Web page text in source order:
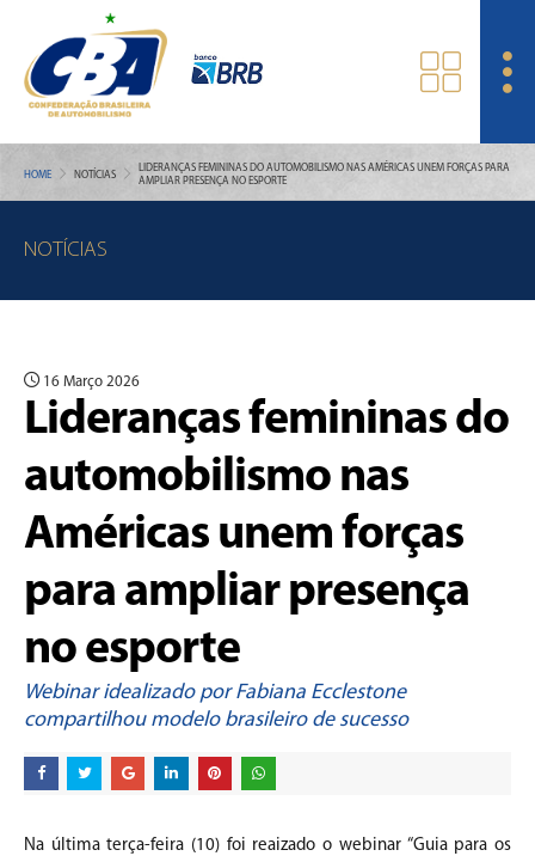
HOME NOTÍCIAS
LIDERANÇAS FEMININAS DO AUTOMOBILISMO NAS AMÉRICAS UNEM FORÇAS PARA
AMPLIAR PRESENÇA NO ESPORTE
NOTÍCIAS
16 Março 2026
Lideranças femininas do
automobilismo nas
Américas unem forças
para ampliar presença
no esporte
Webinar idealizado por Fabiana Ecclestone
compartilhou modelo brasileiro de sucesso
Na última terça-feira (10) foi reaizado o webinar “Guia para os